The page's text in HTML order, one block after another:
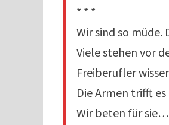
* * *
Wir sind so müde.
Viele stehen vor
Freiberufler
Die Armen trifft
Wir beten für